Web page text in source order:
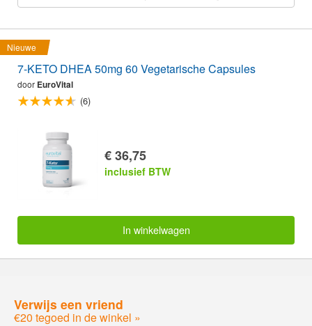
Nieuwe
7-KETO DHEA 50mg 60 Vegetarische Capsules
door EuroVital
(6)
€ 36,75
inclusief BTW
In winkelwagen
Verwijs een vriend
€20 tegoed in de winkel »